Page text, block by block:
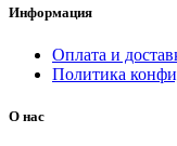
Информация
Оплата и
Политика
О нас